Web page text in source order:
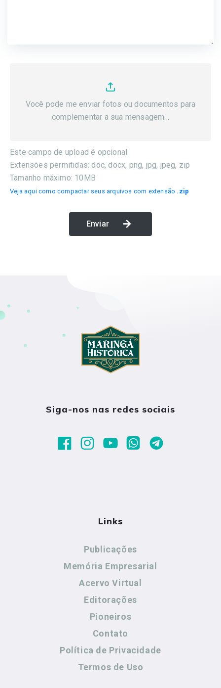
Você pode me enviar fotos ou documentos para
complementar a sua mensagem...
Este campo de upload é opcional
Extensões permitidas: doc, docx, png, jpg, jpeg, zip
Tamanho máximo: 10MB
Veja aqui como compactar seus arquivos com extensão .zip
Enviar
Siga-nos nas redes sociais
Links
Publicações
Memória Empresarial
Acervo Virtual
Editorações
Pioneiros
Contato
Política de Privacidade
Termos de Uso